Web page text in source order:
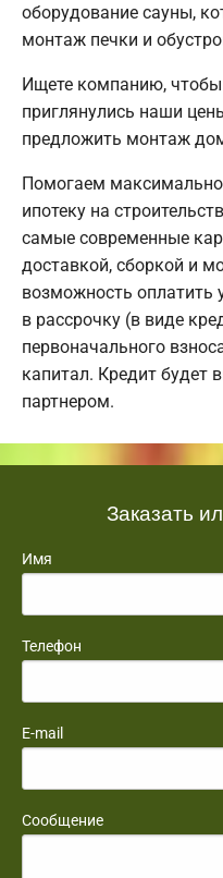
оборудование сауны,
монтаж печки и
Ищете компанию,
приглянулись наши
предложить монтаж
Помогаем
ипотеку на
самые современные
доставкой, сборкой и
возможность оплатить
в рассрочку (в виде
первоначального
капитал. Кредит
партнером.
Заказать
Имя
Телефон
E-mail
Сообщение